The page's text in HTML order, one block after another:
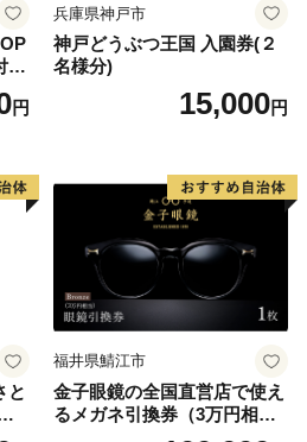
宿
円
兵庫県神戸市
神戸どうぶつ王国 入園券(２
名様分)
15,000円
と
福井県鯖江市
金子眼鏡の全国直営店で使え
るメガネ引換券（3万円相